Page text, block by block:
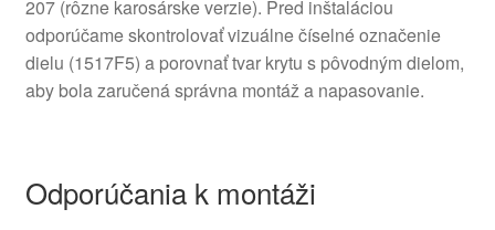
207 (rôzne karosárske verzie). Pred inštaláciou
odporúčame skontrolovať vizuálne číselné označenie
dielu (1517F5) a porovnať tvar krytu s pôvodným dielom,
aby bola zaručená správna montáž a napasovanie.
Odporúčania k montáži